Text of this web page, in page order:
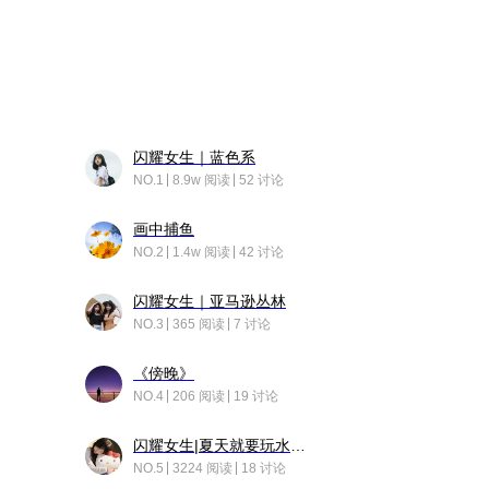
闪耀女生｜蓝色系
NO.1 8.9w 阅读 52 讨论
画中捕鱼
NO.2 1.4w 阅读 42 讨论
闪耀女生｜亚马逊丛林
NO.3 365 阅读 7 讨论
《傍晚》
NO.4 206 阅读 19 讨论
NO.5 3224 阅读 18 讨论